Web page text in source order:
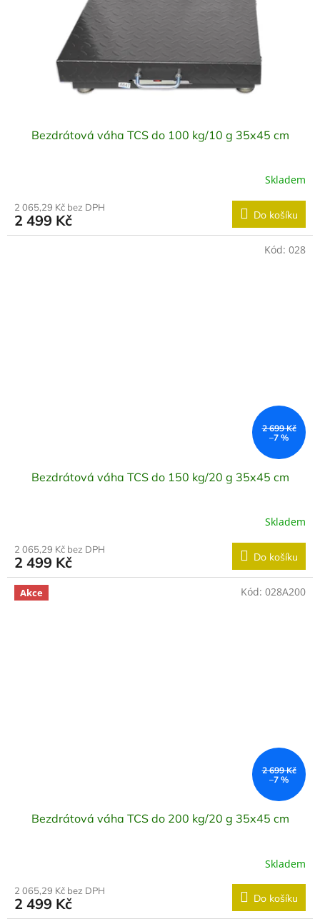
Bezdrátová váha TCS do 100 kg/10 g 35x45 cm
Skladem
2 065,29 Kč bez DPH
2 499 Kč Do košíku
2 699 Kč
–7 %
Bezdrátová váha TCS do 150 kg/20 g 35x45 cm
Skladem
2 065,29 Kč bez DPH
2 499 Kč Do košíku
Kód: 028
Akce
2 699 Kč
–7 %
Bezdrátová váha TCS do 200 kg/20 g 35x45 cm
Skladem
2 065,29 Kč bez DPH
2 499 Kč Do košíku
Kód: 028A200